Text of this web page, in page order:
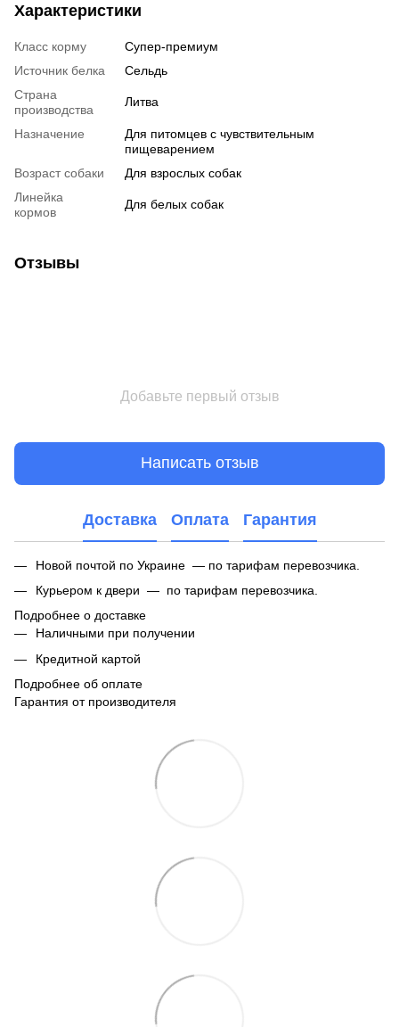
Характеристики
Класс корму
Супер-премиум
Источник белка
Сельдь
Страна
производства
Литва
Назначение
Для питомцев с чувствительным
пищеварением
Возраст собаки
Для взрослых собак
Линейка
кормов
Для белых собак
Отзывы
Добавьте первый отзыв
Написать отзыв
Доставка Оплата Гарантия
Новой почтой по Украине — по тарифам перевозчика.
Курьером к двери — по тарифам перевозчика.
Подробнее о доставке
Наличными при получении
Кредитной картой
Подробнее об оплате
Гарантия от производителя